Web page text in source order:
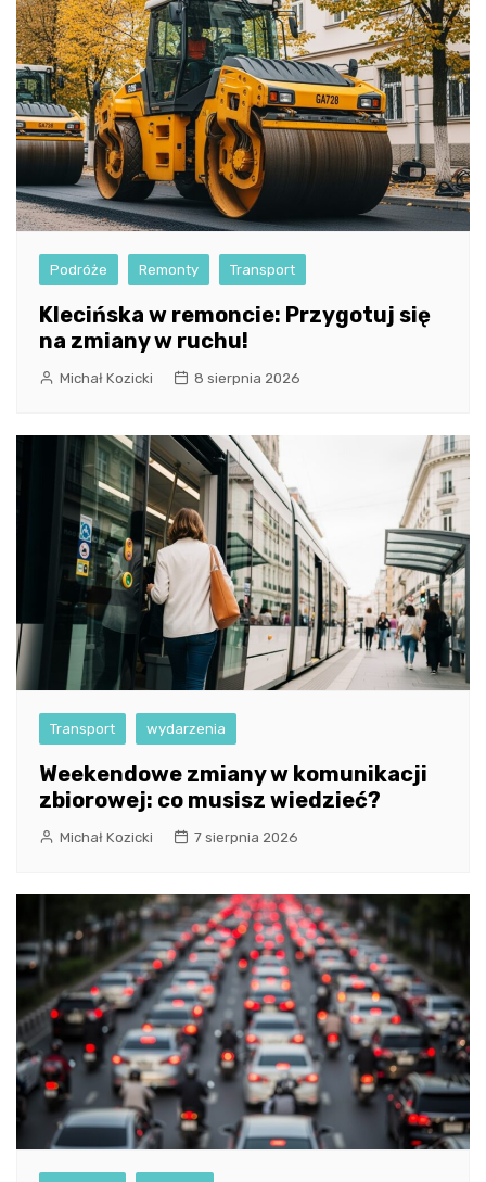
Podróże Remonty Transport
Klecińska w remoncie: Przygotuj się
na zmiany w ruchu!
Michał Kozicki 8 sierpnia 2026
Transport wydarzenia
Weekendowe zmiany w komunikacji
zbiorowej: co musisz wiedzieć?
Michał Kozicki 7 sierpnia 2026